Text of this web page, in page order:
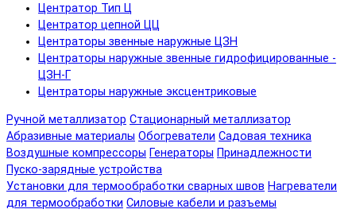
Центратор Тип Ц
Центратор цепной ЦЦ
Центраторы звенные наружные ЦЗН
Центраторы наружные звенные гидрофицированные -
ЦЗН-Г
Центраторы наружные эксцентриковые
Ручной металлизатор Стационарный металлизатор
Абразивные материалы Обогреватели Садовая техника
Воздушные компрессоры Генераторы Принадлежности
Пуско-зарядные устройства
Установки для термообработки сварных швов Нагреватели
для термообработки Силовые кабели и разъемы